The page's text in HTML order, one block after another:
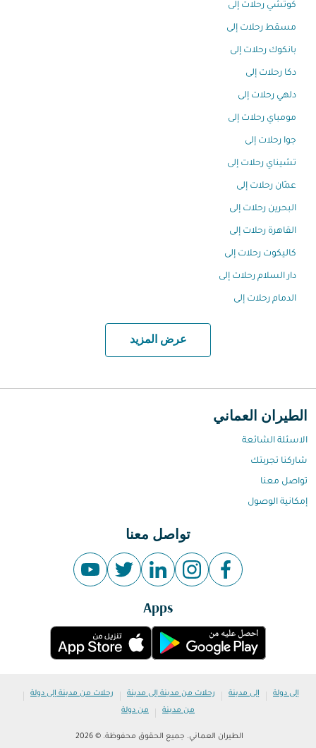
كوتشي رحلات إلى
مسقط رحلات إلى
بانكوك رحلات إلى
دكا رحلات إلى
دلهي رحلات إلى
مومباي رحلات إلى
جوا رحلات إلى
تشيناي رحلات إلى
عمّان رحلات إلى
البحرين رحلات إلى
القاهرة رحلات إلى
كاليكوت رحلات إلى
دار السلام رحلات إلى
الدمام رحلات إلى
عرض المزيد
الطيران العماني
الاسئلة الشائعة
شاركنا تجربتك
تواصل معنا
إمكانية الوصول
تواصل معنا
Apps
إلى دولة | إلى مدينة | رحلات من مدينة إلى مدينة | رحلات من مدينة إلى دولة |
من مدينة | من دولة
الطيران العماني. جميع الحقوق محفوظة. © 2026